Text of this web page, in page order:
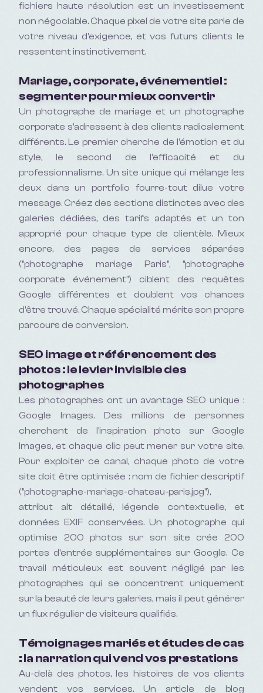
fichiers haute résolution est un investissement
non négociable. Chaque pixel de votre site parle de
votre niveau d'exigence, et vos futurs clients le
ressentent instinctivement.
Mariage, corporate, événementiel :
segmenter pour mieux convertir
Un photographe de mariage et un photographe
corporate s'adressent à des clients radicalement
différents. Le premier cherche de l'émotion et du
style, le second de l'efficacité et du
professionnalisme. Un site unique qui mélange les
deux dans un portfolio fourre-tout dilue votre
message. Créez des sections distinctes avec des
galeries dédiées, des tarifs adaptés et un ton
approprié pour chaque type de clientèle. Mieux
encore, des pages de services séparées
("photographe mariage Paris", "photographe
corporate événement") ciblent des requêtes
Google différentes et doublent vos chances
d'être trouvé. Chaque spécialité mérite son propre
parcours de conversion.
SEO image et référencement des
photos : le levier invisible des
photographes
Les photographes ont un avantage SEO unique :
Google Images. Des millions de personnes
cherchent de l'inspiration photo sur Google
Images, et chaque clic peut mener sur votre site.
Pour exploiter ce canal, chaque photo de votre
site doit être optimisée : nom de fichier descriptif
("photographe-mariage-chateau-paris.jpg"),
attribut alt détaillé, légende contextuelle, et
données EXIF conservées. Un photographe qui
optimise 200 photos sur son site crée 200
portes d'entrée supplémentaires sur Google. Ce
travail méticuleux est souvent négligé par les
photographes qui se concentrent uniquement
sur la beauté de leurs galeries, mais il peut générer
un flux régulier de visiteurs qualifiés.
Témoignages mariés et études de cas
: la narration qui vend vos prestations
Au-delà des photos, les histoires de vos clients
vendent vos services. Un article de blog